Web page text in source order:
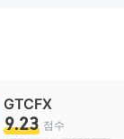
GTCFX
9.23 점수